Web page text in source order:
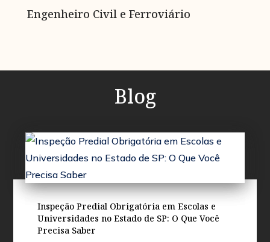
Engenheiro Civil e Ferroviário
Blog
Inspeção Predial Obrigatória em Escolas e
Universidades no Estado de SP: O Que Você
Precisa Saber